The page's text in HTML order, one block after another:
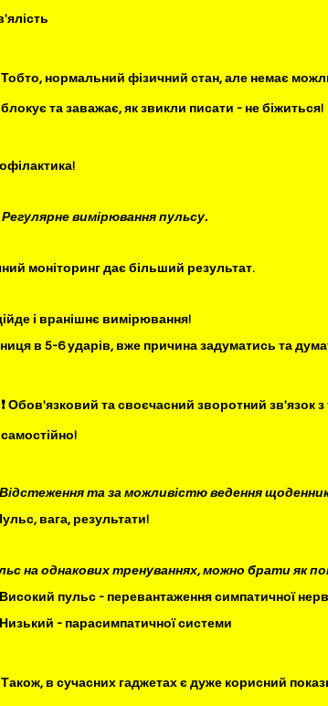
Тобто, нормальний фізичний стан, але немає
блокує та заважає, як звикли писати - не біжиться!
Регулярне вимірювання пульсу.
моніторинг дає більший результат.
і вранішнє вимірювання!
в 5-6 ударів, вже причина задуматись та
❗️ Обов'язковий та своєчасний зворотний зв'язок
самостійно!
Відстеження та за можливістю ведення
вага, результати!
на однакових тренуваннях, можно брати як
Високий пульс - перевантаження симпатичної
Низький - парасимпатичної системи
Також, в сучасних гаджетах є дуже корисний